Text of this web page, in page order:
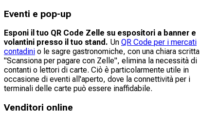
Eventi e pop-up
Esponi il tuo QR Code Zelle su espositori a banner e
volantini presso il tuo stand. Un QR Code per i mercati
contadini o le sagre gastronomiche, con una chiara scritta
"Scansiona per pagare con Zelle", elimina la necessità di
contanti o lettori di carte. Ciò è particolarmente utile in
occasione di eventi all'aperto, dove la connettività per i
terminali delle carte può essere inaffidabile.
Venditori online